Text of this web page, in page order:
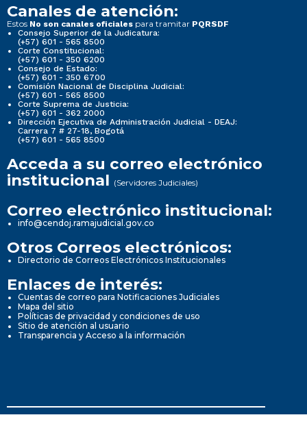
Canales de atención:
Estos No son canales oficiales para tramitar PQRSDF
Consejo Superior de la Judicatura:
(+57) 601 - 565 8500
Corte Constitucional:
(+57) 601 - 350 6200
Consejo de Estado:
(+57) 601 - 350 6700
Comisión Nacional de Disciplina Judicial:
(+57) 601 - 565 8500
Corte Suprema de Justicia:
(+57) 601 - 362 2000
Dirección Ejecutiva de Administración Judicial - DEAJ:
Carrera 7 # 27-18, Bogotá
(+57) 601 - 565 8500
Acceda a su correo electrónico
institucional (Servidores Judiciales)
Correo electrónico institucional:
info@cendoj.ramajudicial.gov.co
Otros Correos electrónicos:
Directorio de Correos Electrónicos Institucionales
Enlaces de interés:
Cuentas de correo para Notificaciones Judiciales
Mapa del sitio
Políticas de privacidad y condiciones de uso
Sitio de atención al usuario
Transparencia y Acceso a la información